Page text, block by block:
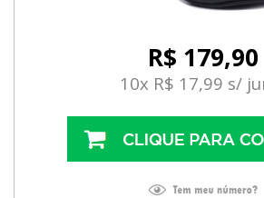
R$ 179,90
10x R$ 17,99 s/